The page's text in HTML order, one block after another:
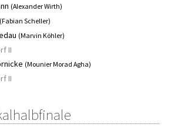
(Alexander Wirth)
(Fabian Scheller)
(Marvin Köhler)
II
(Mounier Morad Agha)
II